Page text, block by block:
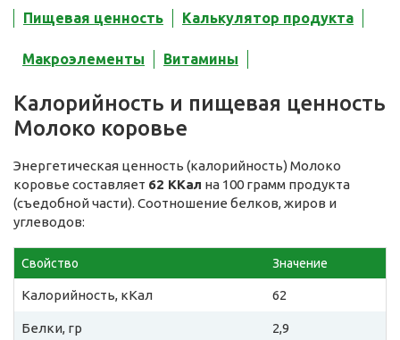
Пищевая ценность Калькулятор продукта
Макроэлементы Витамины
Калорийность и пищевая ценность
Молоко коровье
Энергетическая ценность (калорийность) Молоко
коровье составляет 62 ККал на 100 грамм продукта
(съедобной части). Соотношение белков, жиров и
углеводов:
Свойство Значение
Калорийность, кКал 62
Белки, гр 2,9